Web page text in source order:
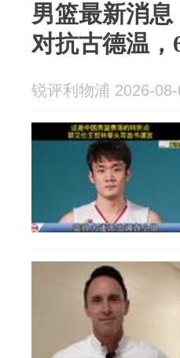
男篮最新消
对抗古德温
锐评利物浦 2026-08-